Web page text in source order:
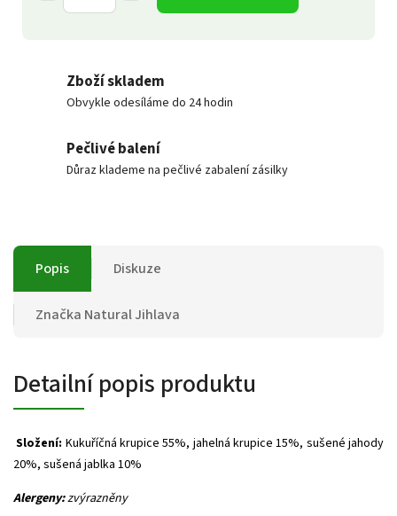
Zboží skladem
Obvykle odesíláme do 24 hodin
Pečlivé balení
Důraz klademe na pečlivé zabalení zásilky
Popis Diskuze
Značka Natural Jihlava
Detailní popis produktu
Složení: Kukuříčná krupice 55%, jahelná krupice 15%, sušené jahody
20%, sušená jablka 10%
Alergeny:zvýrazněny